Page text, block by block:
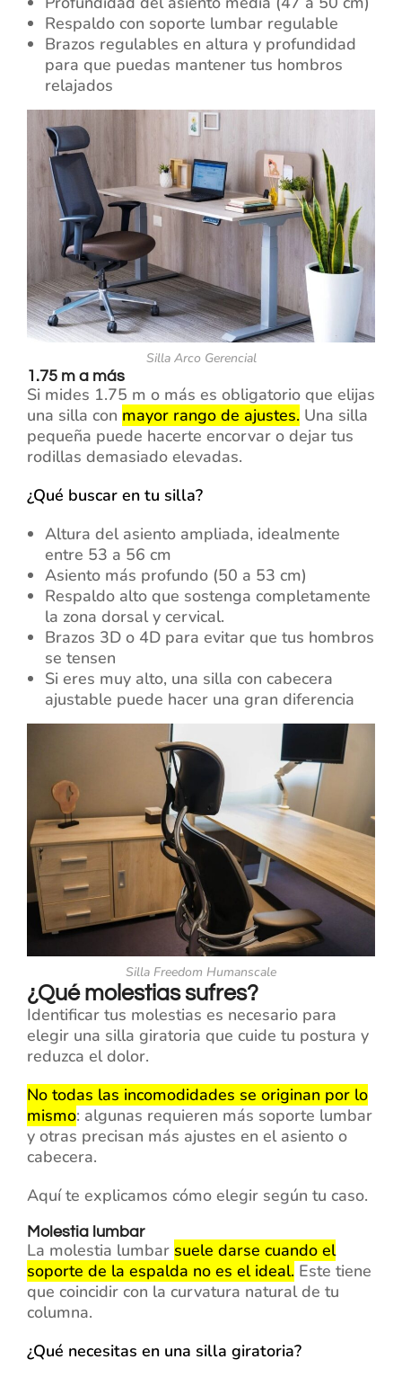
Respaldo con soporte lumbar regulable
Brazos regulables en altura y profundidad
para que puedas mantener tus hombros
relajados
Silla Arco Gerencial
1.75 m a más
Si mides 1.75 m o más es obligatorio que elijas
una silla con mayor rango de ajustes. Una silla
pequeña puede hacerte encorvar o dejar tus
rodillas demasiado elevadas.
¿Qué buscar en tu silla?
Altura del asiento ampliada, idealmente
entre 53 a 56 cm
Asiento más profundo (50 a 53 cm)
Respaldo alto que sostenga completamente
la zona dorsal y cervical.
Brazos 3D o 4D para evitar que tus hombros
se tensen
Si eres muy alto, una silla con cabecera
ajustable puede hacer una gran diferencia
Silla Freedom Humanscale
¿Qué molestias sufres?
Identificar tus molestias es necesario para
elegir una silla giratoria que cuide tu postura y
reduzca el dolor.
No todas las incomodidades se originan por lo
mismo: algunas requieren más soporte lumbar
y otras precisan más ajustes en el asiento o
cabecera.
Aquí te explicamos cómo elegir según tu caso.
Molestia lumbar
La molestia lumbar suele darse cuando el
soporte de la espalda no es el ideal. Este tiene
que coincidir con la curvatura natural de tu
columna.
¿Qué necesitas en una silla giratoria?